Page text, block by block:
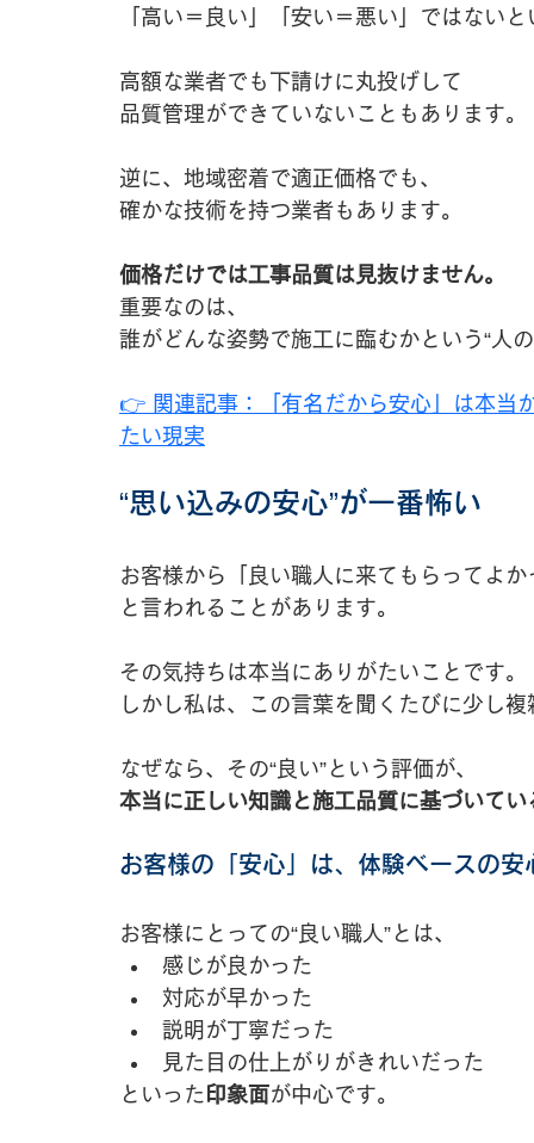
「高い＝良い」「安い＝悪い」ではない
高額な業者でも下請けに丸投げして
品質管理ができていないこともあります。
逆に、地域密着で適正価格でも、
確かな技術を持つ業者もあります。
価格だけでは工事品質は見抜けません。
重要なのは、
誰がどんな姿勢で施工に臨むかという“人
👉 関連記事：
「有名だから安心」は本
たい現実
“思い込みの安心”が一番怖い
お客様から「良い職人に来てもらってよか
と言われることがあります。
その気持ちは本当にありがたいことです。
しかし私は、この言葉を聞くたびに少し
なぜなら、その“良い”という評価が、
本当に正しい知識と施工品質に基づいてい
お客様の「安心」は、体験ベースの安
お客様にとっての“良い職人”とは、
感じが良かった
対応が早かった
説明が丁寧だった
見た目の仕上がりがきれいだった
といった 印象面が中心です。